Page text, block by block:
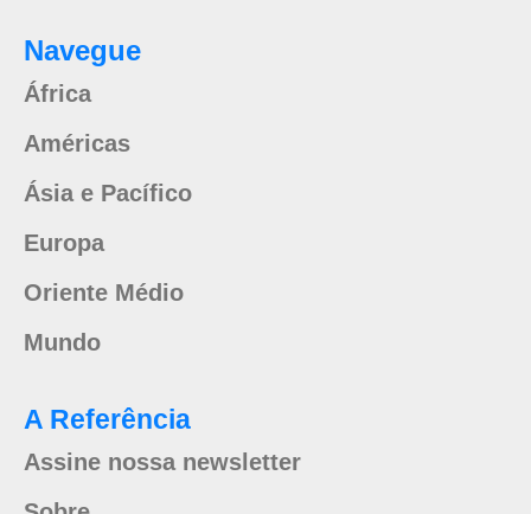
Navegue
África
Américas
Ásia e Pacífico
Europa
Oriente Médio
Mundo
A Referência
Assine nossa newsletter